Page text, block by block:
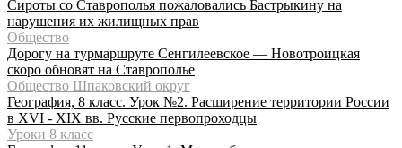
Сироты со Ставрополья пожаловались Бастрыкину на
нарушения их жилищных прав
Общество
Дорогу на турмаршруте Сенгилеевское — Новотроицкая
скоро обновят на Ставрополье
Общество Шпаковский округ
География, 8 класс. Урок №2. Расширение территории России
в XVI - XIX вв. Русские первопроходцы
Уроки 8 класс